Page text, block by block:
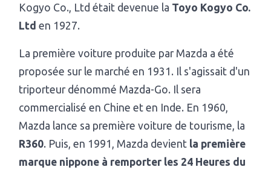
Kogyo Co., Ltd était devenue la Toyo Kogyo Co.
Ltd en 1927.
La première voiture produite par Mazda a été
proposée sur le marché en 1931. Il s'agissait d'un
triporteur dénommé Mazda-Go. Il sera
commercialisé en Chine et en Inde. En 1960,
Mazda lance sa première voiture de tourisme, la
R360. Puis, en 1991, Mazda devient la première
marque nippone à remporter les 24 Heures du